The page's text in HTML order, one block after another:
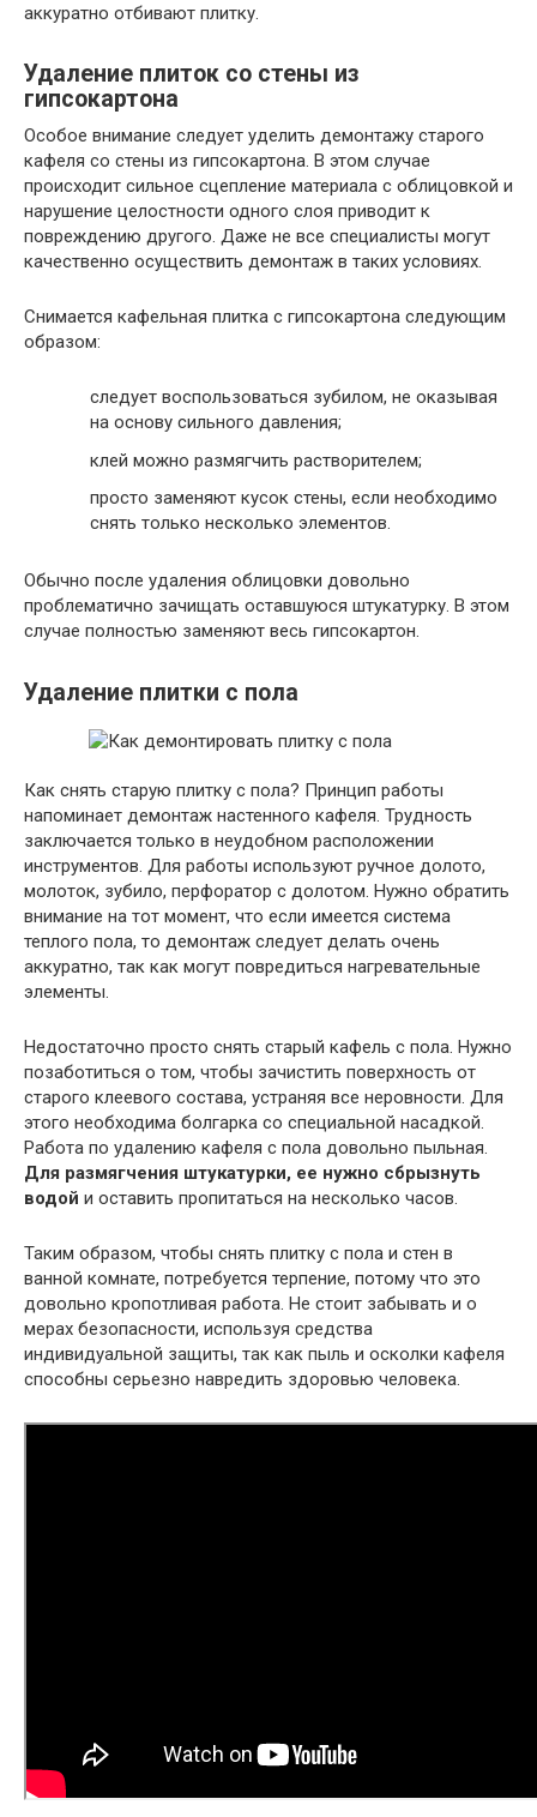
аккуратно отбивают плитку.
Удаление плиток со стены из
гипсокартона
Особое внимание следует уделить демонтажу старого
кафеля со стены из гипсокартона. В этом случае
происходит сильное сцепление материала с облицовкой и
нарушение целостности одного слоя приводит к
повреждению другого. Даже не все специалисты могут
качественно осуществить демонтаж в таких условиях.
Снимается кафельная плитка с гипсокартона следующим
образом:
следует воспользоваться зубилом, не оказывая
на основу сильного давления;
клей можно размягчить растворителем;
просто заменяют кусок стены, если необходимо
снять только несколько элементов.
Обычно после удаления облицовки довольно
проблематично зачищать оставшуюся штукатурку. В этом
случае полностью заменяют весь гипсокартон.
Удаление плитки с пола
Как снять старую плитку с пола? Принцип работы
напоминает демонтаж настенного кафеля. Трудность
заключается только в неудобном расположении
инструментов. Для работы используют ручное долото,
молоток, зубило, перфоратор с долотом. Нужно обратить
внимание на тот момент, что если имеется система
теплого пола, то демонтаж следует делать очень
аккуратно, так как могут повредиться нагревательные
элементы.
Недостаточно просто снять старый кафель с пола. Нужно
позаботиться о том, чтобы зачистить поверхность от
старого клеевого состава, устраняя все неровности. Для
этого необходима болгарка со специальной насадкой.
Работа по удалению кафеля с пола довольно пыльная.
Для размягчения штукатурки, ее нужно сбрызнуть
водой и оставить пропитаться на несколько часов.
Таким образом, чтобы снять плитку с пола и стен в
ванной комнате, потребуется терпение, потому что это
довольно кропотливая работа. Не стоит забывать и о
мерах безопасности, используя средства
индивидуальной защиты, так как пыль и осколки кафеля
способны серьезно навредить здоровью человека.